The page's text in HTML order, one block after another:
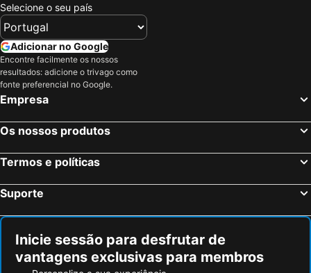
Selecione o seu país
Adicionar no Google
Encontre facilmente os nossos
resultados: adicione o trivago como
fonte preferencial no Google.
Empresa
Os nossos produtos
Termos e políticas
Suporte
Inicie sessão para desfrutar de
vantagens exclusivas para membros